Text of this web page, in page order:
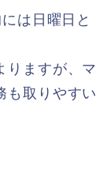
は日曜日と
りますが、マ
も取りやすい